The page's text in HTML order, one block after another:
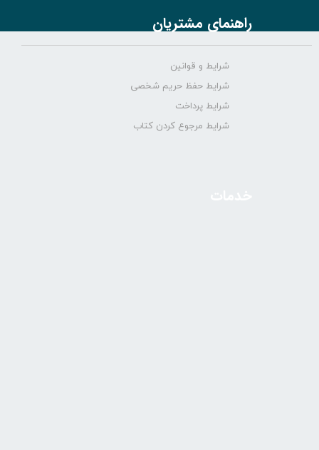
راهنمای مشتریان
شرایط و قوانین
شرایط حفظ حریم شخصی
شرایط پرداخت
شرایط مرجوع کردن کتاب